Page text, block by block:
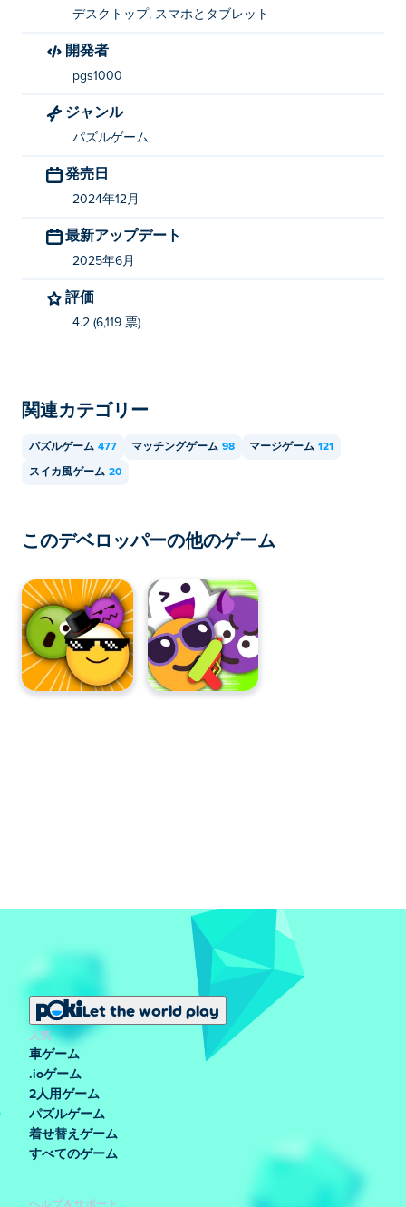
Emoji Dropper を作成したのは何ですか?
Emoji Dropper は pgs1000 によって作成されました。こ
れは Poki での彼らの最初のゲームです!
Emoji Dropper を無料でプレイするにはどうす
ればいいですか?
Emoji Dropper は Poki で無料でプレイできます。
ップでプレイできますか?
ットなどのモバイル デバイスでプレイできます。
デスクトップ, スマホとタブレット
開発者
pgs1000
ジャンル
パズルゲーム
発売日
2024年12月
最新アップデート
2025年6月
評価
4.2 (6,119 票)
関連カテゴリー
パズルゲーム 477 マッチングゲーム 98 マージゲーム 121
スイカ風ゲーム 20
このデベロッパーの他のゲーム
Let the world play
人気
車ゲーム
.ioゲーム
2人用ゲーム
パズルゲーム
着せ替えゲーム
すべてのゲーム
ヘルプ＆サポート